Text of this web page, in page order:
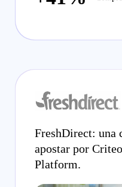
FreshDirect: una
apostar por
Platform.